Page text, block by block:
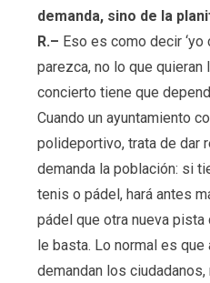
demanda, sino de la
R.– Eso es como decir
parezca, no lo que quieran
concierto tiene que
Cuando un ayuntamiento
polideportivo, trata de dar
demanda la población: si
tenis o pádel, hará antes
pádel que otra nueva
le basta. Lo normal es
demandan los